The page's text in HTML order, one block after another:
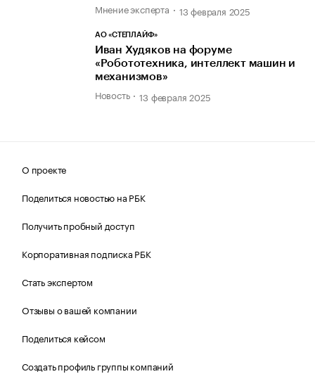
Мнение эксперта 13 февраля 2025
АО «СТЕПЛАЙФ»
Иван Худяков на форуме
«Робототехника, интеллект машин и
механизмов»
Новость 13 февраля 2025
О проекте
Поделиться новостью на РБК
Получить пробный доступ
Корпоративная подписка РБК
Стать экспертом
Отзывы о вашей компании
Поделиться кейсом
Создать профиль группы компаний